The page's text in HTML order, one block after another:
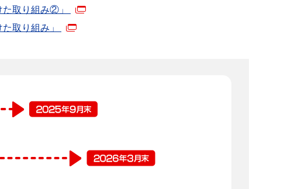
た取り組み②」
取り組み」